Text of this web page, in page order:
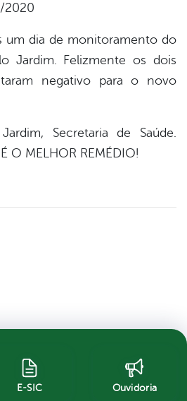
2020
um dia de monitoramento do
Jardim. Felizmente os dois
negativo para o novo
Secretaria de Saúde.
O MELHOR REMÉDIO!
E-SIC Ouvidoria